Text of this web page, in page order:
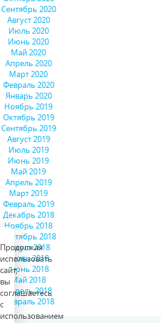
Сентябрь 2020
Август 2020
Июль 2020
Июнь 2020
Май 2020
Апрель 2020
Март 2020
Февраль 2020
Январь 2020
Ноябрь 2019
Октябрь 2019
Сентябрь 2019
Август 2019
Июль 2019
Июнь 2019
Май 2019
Апрель 2019
Март 2019
Февраль 2019
Декабрь 2018
Ноябрь 2018
Сентябрь 2018
Август 2018
Июль 2018
Июнь 2018
Май 2018
Апрель 2018
Февраль 2018
Продолжая
использовать
сайт,
вы
соглашаетесь
с
использованием